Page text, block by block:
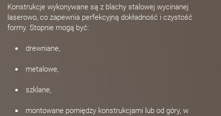
Konstrukcje wykonywane są z blachy stalowej wycinanej
laserowo, co zapewnia perfekcyjną dokładność i czystość
formy. Stopnie mogą być:
drewniane,
metalowe,
szklane,
montowane pomiędzy konstrukcjami lub od góry, w